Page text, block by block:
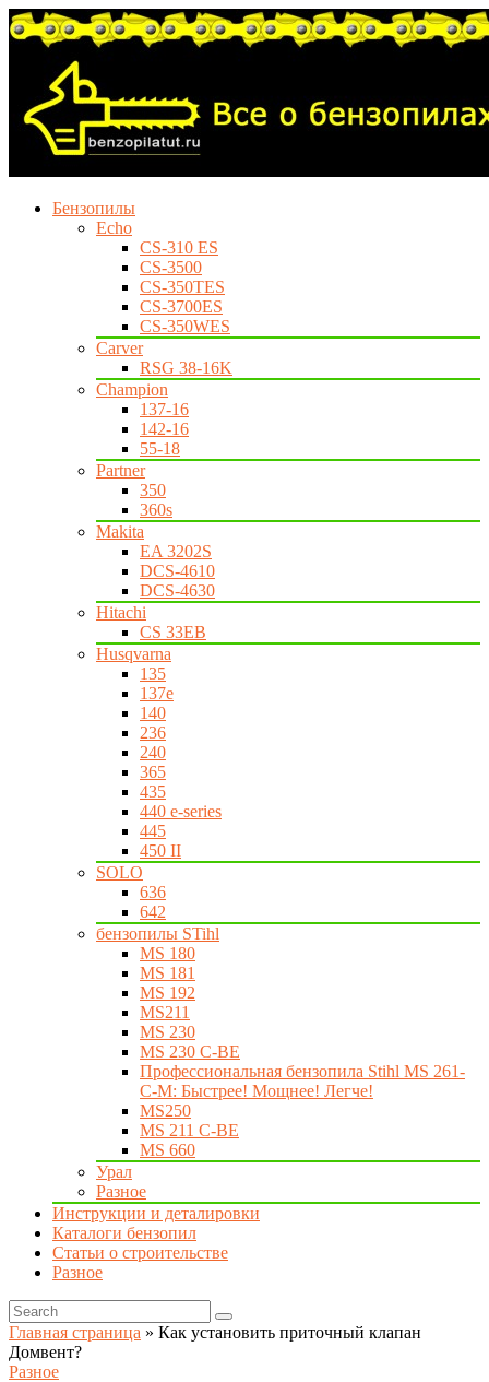
Бензопилы
Echo
CS-310 ES
CS-3500
CS-350TES
CS-3700ES
CS-350WES
Carver
RSG 38-16K
Champion
137-16
142-16
55-18
Partner
350
360s
Makita
EA 3202S
DCS-4610
DCS-4630
Hitachi
CS 33EB
Husqvarna
135
137e
140
236
240
365
435
440 e-series
445
450 II
SOLO
636
642
бензопилы STihl
MS 180
MS 181
MS 192
MS211
MS 230
MS 230 C-BE
Профессиональная бензопила Stihl MS 261-
C-M: Быстрее! Мощнее! Легче!
MS250
MS 211 C-BE
MS 660
Урал
Разное
Инструкции и деталировки
Каталоги бензопил
Статьи о строительстве
Разное
Главная страница » Как установить приточный клапан
Домвент?
Разное